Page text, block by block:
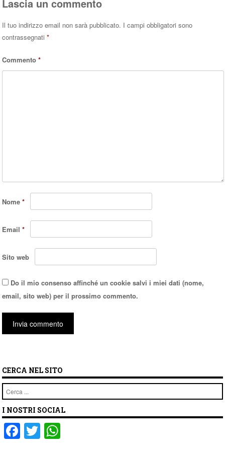
Lascia un commento
Il tuo indirizzo email non sarà pubblicato. I campi obbligatori sono
contrassegnati*
Commento*
Nome*
Email*
Sito web
Do il mio consenso affinché un cookie salvi i miei dati (nome,
email, sito web) per il prossimo commento.
CERCA NEL SITO
Cerca
I NOSTRI SOCIAL
F T